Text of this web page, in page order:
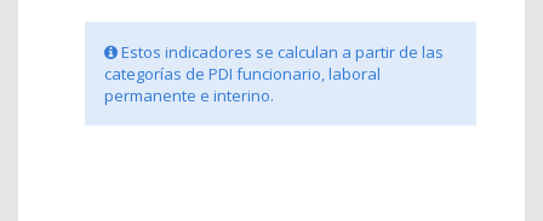
Estos indicadores se calculan a partir de las
categorías de PDI funcionario, laboral
permanente e interino.